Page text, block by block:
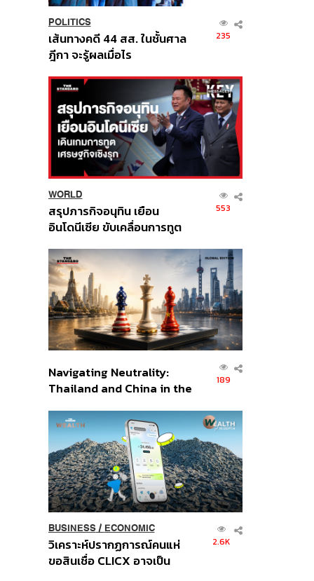
POLITICS
เส้นทางคดี 44 สส. ในชั้นศาล
ฎีกา จะรู้ผลเมื่อไร
235
WORLD
สรุปภารกิจอนุทิน เยือน
อินโดนีเซีย ขับเคลื่อนการทูต
ส่วนยุทธศาสตร์ไทย –
อินโดนีเซีย
553
Navigating Neutrality:
Thailand and China in the
Order
189
BUSINESS/ ECONOMIC
วิเคราะห์ปรากฏการณ์คนแห่
ขอสินเชื่อ CLICX อาจเป็น
2.6K